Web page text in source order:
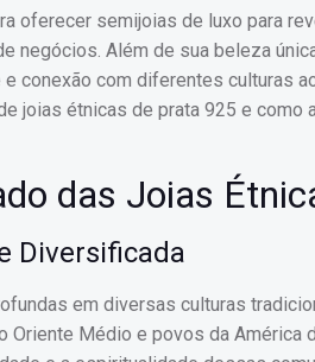
oferecer semijoias de luxo para
negócios. Além de sua beleza
conexão com diferentes culturas
joias étnicas de prata 925 e como
das Joias
Diversificada
em diversas culturas
Médio e povos da América